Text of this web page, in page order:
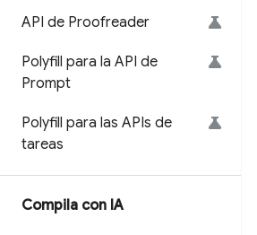
API de Proofreader
Polyfill para la API de
Prompt
Polyfill para las APIs de
tareas
Compila con IA